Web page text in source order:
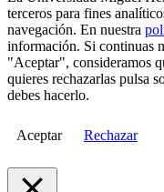
terceros para fines
navegación. En nuestra
información. Si continuas
"Aceptar", consideramos
quieres rechazarlas pulsa
debes hacerlo.
Aceptar Rechazar